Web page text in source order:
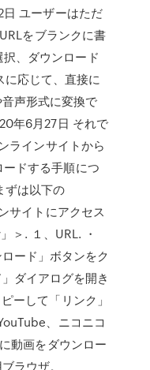
ユーザーはただ
をブランクに書
、ダウンロード
応じて、直接に
声形式に変換で
年6月27日 それで
ラインサイトから
ードする手順につ
ずは以下の
サイトにアクセス
＞. １、URL. ・
ード」ボタンをク
ダイアログを開き
ーして「リンク」
、ニコニコ
動画をダウンロー
ラウザ。